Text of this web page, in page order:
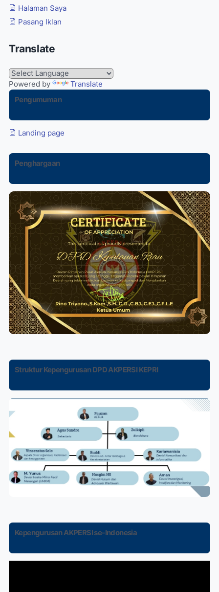
Halaman Saya
Pasang Iklan
Translate
Powered by
Translate
Pengumuman
Landing page
Penghargaan
Struktur Kepengurusan DPD AKPERSI KEPRI
Kepengurusan AKPERSI se-Indonesia